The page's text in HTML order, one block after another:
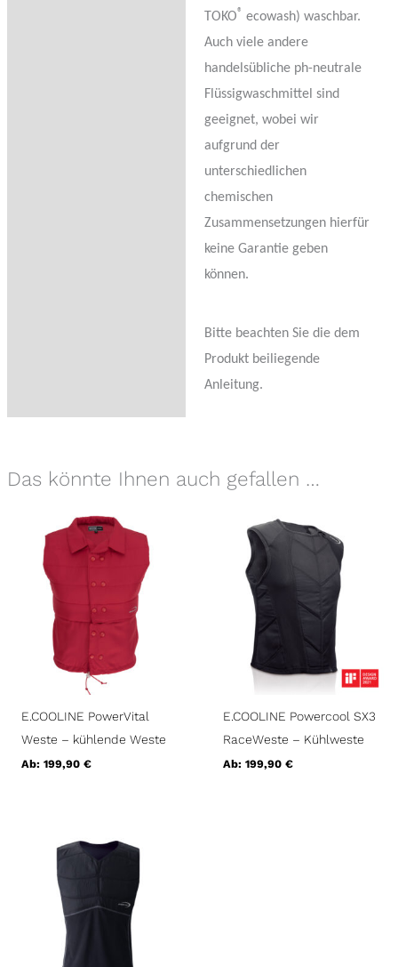
TOKO® ecowash) waschbar.
Auch viele andere
handelsübliche ph-neutrale
Flüssigwaschmittel sind
geeignet, wobei wir
aufgrund der
unterschiedlichen
chemischen
Zusammensetzungen hierfür
keine Garantie geben
können.
Bitte beachten Sie die dem
Produkt beiliegende
Anleitung.
Das könnte Ihnen auch gefallen …
E.COOLINE PowerVital
Weste – kühlende Weste
Ab:199,90€
E.COOLINE Powercool SX3
RaceWeste – Kühlweste
Ab: 199,90 €